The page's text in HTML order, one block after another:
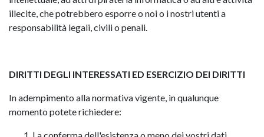
illecite, che potrebbero esporre o noi o i nostri utenti a
responsabilità legali, civili o penali.
DIRITTI DEGLI INTERESSATI ED ESERCIZIO DEI DIRITTI
In adempimento alla normativa vigente, in qualunque
momento potete richiedere: